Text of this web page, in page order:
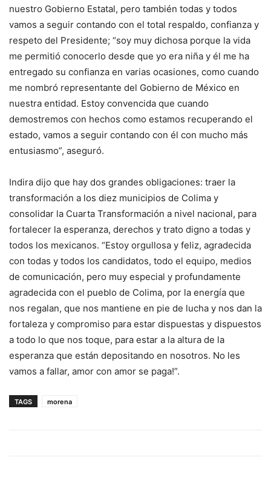
nuestro Gobierno Estatal, pero también todas y todos
vamos a seguir contando con el total respaldo, confianza y
respeto del Presidente; “soy muy dichosa porque la vida
me permitió conocerlo desde que yo era niña y él me ha
entregado su confianza en varias ocasiones, como cuando
me nombró representante del Gobierno de México en
nuestra entidad. Estoy convencida que cuando
demostremos con hechos como estamos recuperando el
estado, vamos a seguir contando con él con mucho más
entusiasmo”, aseguró.
Indira dijo que hay dos grandes obligaciones: traer la
transformación a los diez municipios de Colima y
consolidar la Cuarta Transformación a nivel nacional, para
fortalecer la esperanza, derechos y trato digno a todas y
todos los mexicanos. “Estoy orgullosa y feliz, agradecida
con todas y todos los candidatos, todo el equipo, medios
de comunicación, pero muy especial y profundamente
agradecida con el pueblo de Colima, por la energía que
nos regalan, que nos mantiene en pie de lucha y nos dan la
fortaleza y compromiso para estar dispuestas y dispuestos
a todo lo que nos toque, para estar a la altura de la
esperanza que están depositando en nosotros. No les
vamos a fallar, amor con amor se paga!”.
TAGS morena